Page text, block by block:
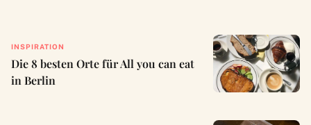
INSPIRATION
Die 8 besten Orte für All you can eat
in Berlin